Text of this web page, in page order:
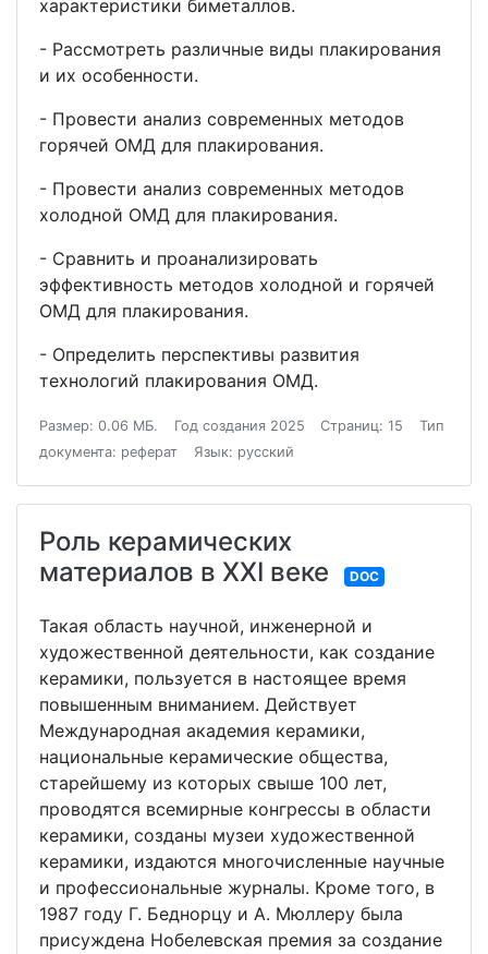
характеристики биметаллов.
- Рассмотреть различные виды плакирования
и их особенности.
- Провести анализ современных методов
горячей ОМД для плакирования.
- Провести анализ современных методов
холодной ОМД для плакирования.
- Сравнить и проанализировать
эффективность методов холодной и горячей
ОМД для плакирования.
- Определить перспективы развития
технологий плакирования ОМД.
Размер: 0.06 МБ. Год создания 2025 Страниц: 15
Тип
документа: реферат
Язык: русский
Роль керамических
материалов в XXI веке
DOC
Такая область научной, инженерной и
художественной деятельности, как создание
керамики, пользуется в настоящее время
повышенным вниманием. Действует
Mеждународная академия керамики,
национальные керамические общества,
старейшему из которых свыше 100 лет,
проводятся всемирные конгрессы в области
керамики, созданы музеи художественной
керамики, издаются многочисленные научные
и профессиональные журналы. Кроме того, в
1987 году Г. Беднорцу и А. Мюллеру была
присуждена Нобелевская премия за создание